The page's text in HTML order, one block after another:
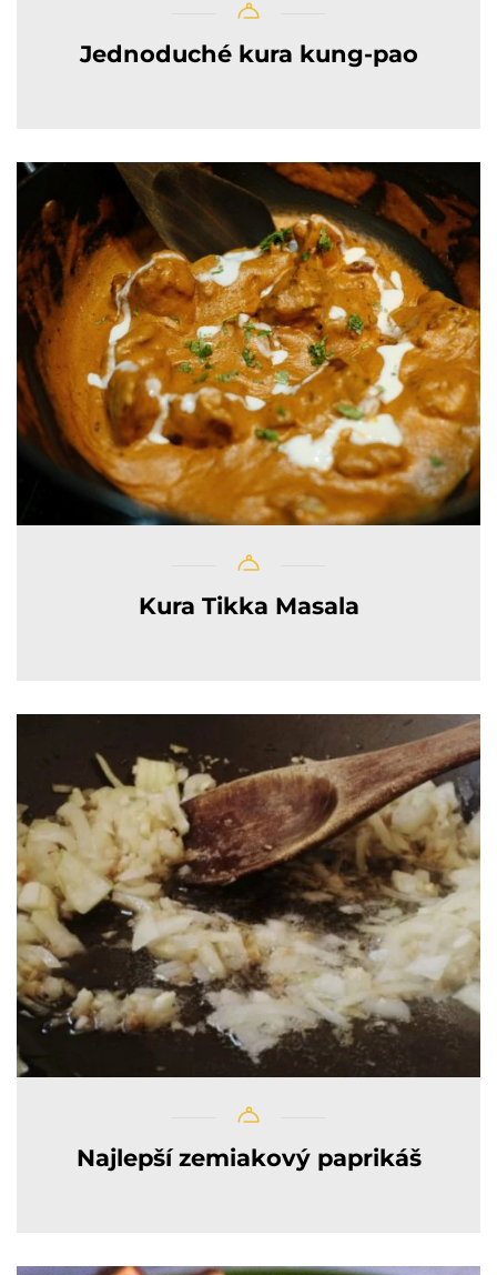
Jednoduché kura kung-pao
Kura Tikka Masala
Najlepší zemiakový paprikáš